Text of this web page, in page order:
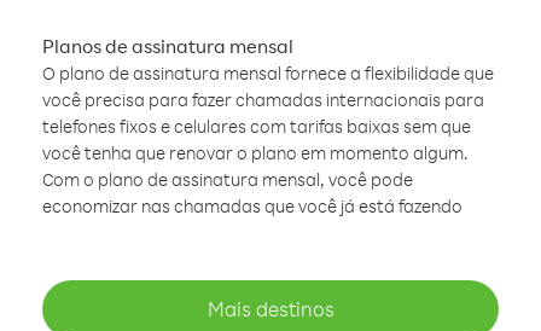
Planos de assinatura mensal
O plano de assinatura mensal fornece a flexibilidade que
você precisa para fazer chamadas internacionais para
telefones fixos e celulares com tarifas baixas sem que
você tenha que renovar o plano em momento algum.
Com o plano de assinatura mensal, você pode
economizar nas chamadas que você já está fazendo
Mais destinos